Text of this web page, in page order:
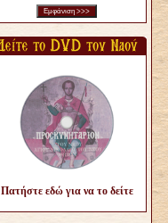
Πατήστε εδώ για να το δείτε